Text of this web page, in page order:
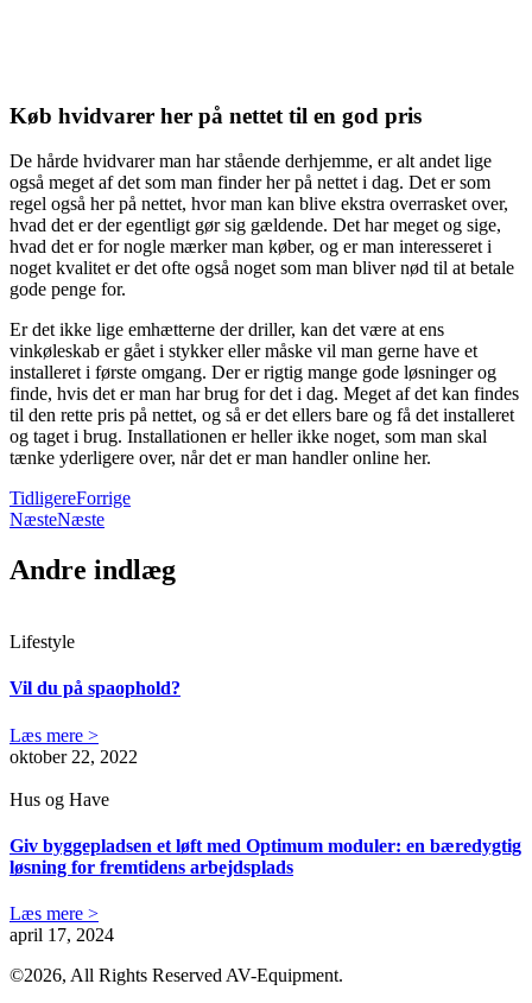
Køb hvidvarer her på nettet til en god pris
De hårde hvidvarer man har stående derhjemme, er alt andet lige
også meget af det som man finder her på nettet i dag. Det er som
regel også her på nettet, hvor man kan blive ekstra overrasket over,
hvad det er der egentligt gør sig gældende. Det har meget og sige,
hvad det er for nogle mærker man køber, og er man interesseret i
noget kvalitet er det ofte også noget som man bliver nød til at betale
gode penge for.
Er det ikke lige emhætterne der driller, kan det være at ens
vinkøleskab er gået i stykker eller måske vil man gerne have et
installeret i første omgang. Der er rigtig mange gode løsninger og
finde, hvis det er man har brug for det i dag. Meget af det kan findes
til den rette pris på nettet, og så er det ellers bare og få det installeret
og taget i brug. Installationen er heller ikke noget, som man skal
tænke yderligere over, når det er man handler online her.
TidligereForrige
NæsteNæste
Andre indlæg
Lifestyle
Vil du på spaophold?
Læs mere >
oktober 22, 2022
Hus og Have
Giv byggepladsen et løft med Optimum moduler: en bæredygtig
løsning for fremtidens arbejdsplads
Læs mere >
april 17, 2024
©2026, All Rights Reserved AV-Equipment.